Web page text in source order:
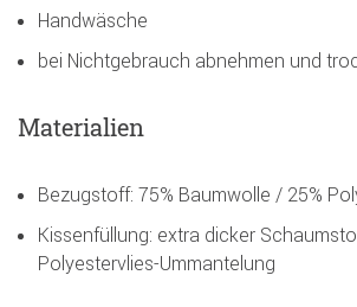
Handwäsche
bei Nichtgebrauch abnehmen und
Materialien
Bezugstoff: 75% Baumwolle / 25%
Kissenfüllung: extra dicker
Polyestervlies-Ummantelung